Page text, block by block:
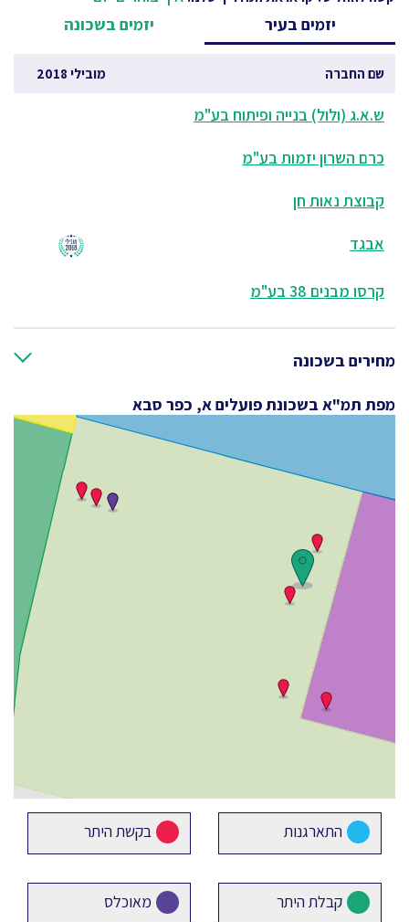
יזמים בעיר
יזמים בשכונה
שם החברה מובילי 2018
ש.א.ג (ולול) בנייה ופיתוח בע"מ
כרם השרון יזמות בע"מ
קבוצת נאות חן
אבגד
קרסו מבנים 38 בע"מ
מחירים בשכונה
מפת תמ"א בשכונת פועלים א, כפר סבא
התארגנות בקשת היתר
קבלת היתר מאוכלס